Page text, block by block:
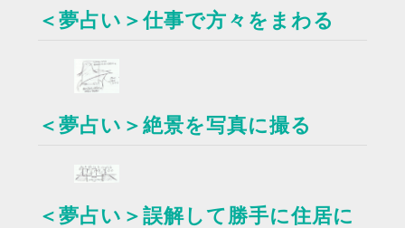
＜夢占い＞仕事で方々をまわる
＜夢占い＞絶景を写真に撮る
＜夢占い＞誤解して勝手に住居に